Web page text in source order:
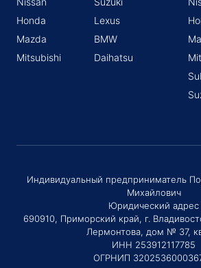
Honda
Mazda
Mitsubishi
Lexus
BMW
Daihatsu
Индивидуальный предприниматель
Михайлович
Юридический адрес
690910, Приморский край, г.
Лермонтова, дом № 37,
ИНН 253912117785
ОГРНИП